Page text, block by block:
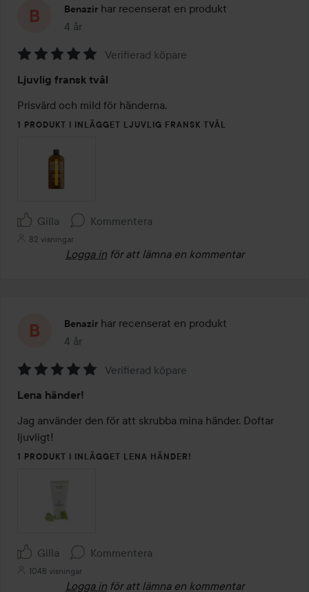
Benazir har recenserat en produkt
4 år
Inlägget skapades 4 år
5
av
5
Verifierad köpare
Ljuvlig fransk tvål
Prisvärd och mild för händerna.
1 PRODUKT I INLÄGGET LJUVLIG FRANSK TVÅL
Gilla Kommentera
82 visningar
Logga in för att lämna en kommentar
Benazir har recenserat en produkt
4 år
Inlägget skapades 4 år
5
av
5
Verifierad köpare
Lena händer!
Jag använder den för att skrubba mina händer. Doftar
ljuvligt!
1 PRODUKT I INLÄGGET LENA HÄNDER!
Gilla Kommentera
1048 visningar
Logga in för att lämna en kommentar